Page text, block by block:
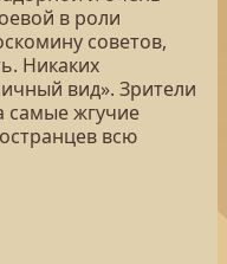
в роли
советов,
Никаких
вид». Зрители
самые жгучие
всю